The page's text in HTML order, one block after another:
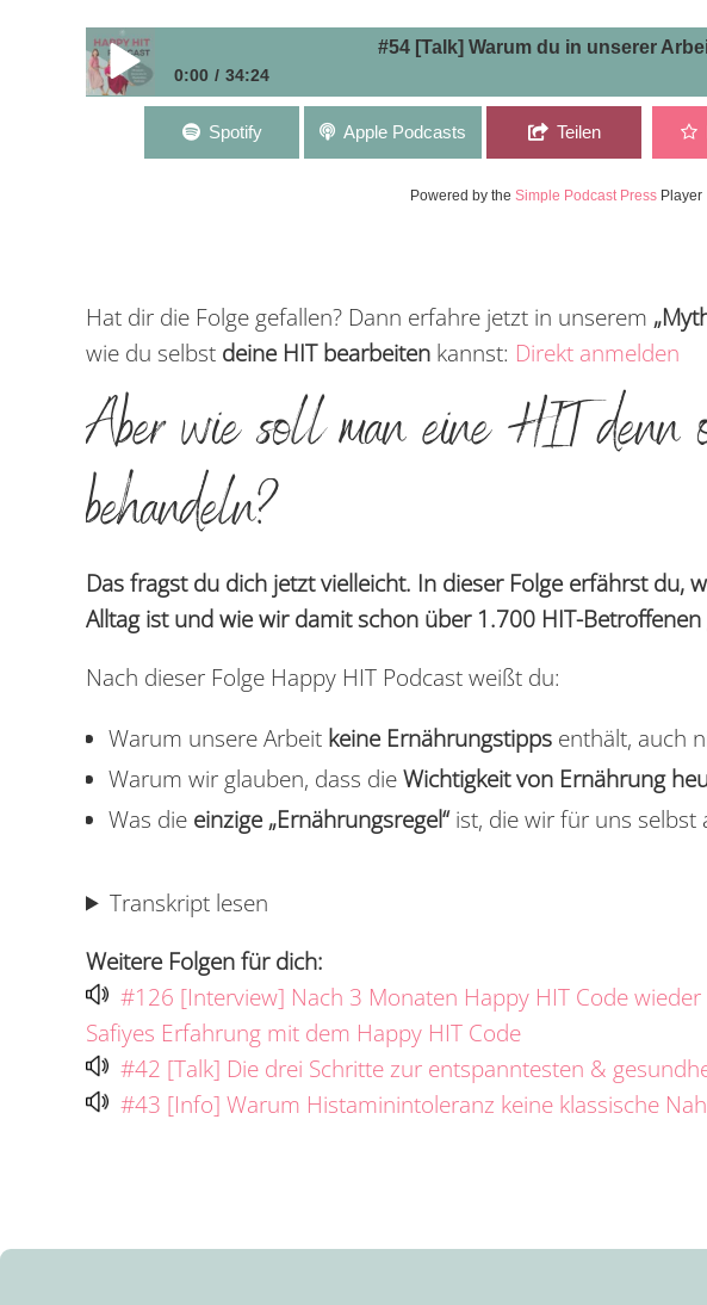
#54 [Talk] Warum du in unserer Arbeit
0:00 34:24
#54 [Talk] Warum du in unserer Arbeit keinen einzigen Ernährungstipp
Spotify Apple Podcasts Teilen
Powered by the Simple Podcast PressPlayer
Hat dir die Folge gefallen? Dann erfahre jetzt in unserem
wie du selbst deine HIT bearbeiten kannst: Direkt anmelden
Aber wie soll man eine HIT denn
behandeln?
Das fragst du dich jetzt vielleicht. In dieser Folge erfährst du,
Alltag ist und wie wir damit schon über 1.700 HIT-
Nach dieser Folge Happy HIT Podcast weißt du:
Warum unsere Arbeit keine Ernährungstipps enthält, auch
Warum wir glauben, dass dieWichtigkeit von Ernährung
Was die einzige „Ernährungsregel“ ist, die wir für uns selbst
Transkript lesen
Weitere Folgen für dich:
#126 [Interview] Nach 3 Monaten Happy HIT Code
Safiyes Erfahrung mit dem Happy HIT Code
#42 [Talk] Die drei Schritte zur entspanntesten &
#43 [Info] Warum Histaminintoleranz keine klassische